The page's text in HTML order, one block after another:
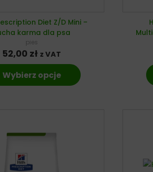
Diet Z/D Mini –
karma dla psa
pies
52,00 zł z VAT
Wybierz opcje